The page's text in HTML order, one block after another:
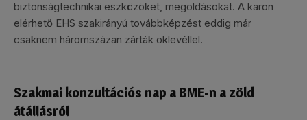
biztonságtechnikai eszközöket, megoldásokat. A karon
elérhető EHS szakirányú továbbképzést eddig már
csaknem háromszázan zárták oklevéllel.
Szakmai konzultációs nap a BME-n a zöld
átállásról